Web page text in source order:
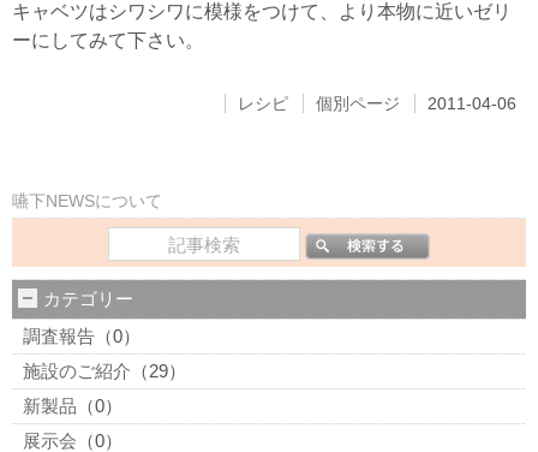
キャベツはシワシワに模様をつけて、より本物に近いゼリ
ーにしてみて下さい。
レシピ 個別ページ 2011-04-06
嚥下NEWSについて
カテゴリー
調査報告 （0）
施設のご紹介 （29）
新製品 （0）
展示会 （0）